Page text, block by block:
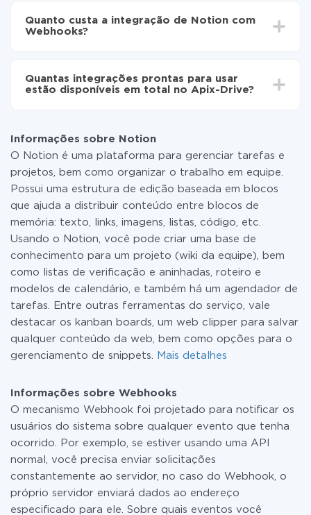
automaticamente de Notion para Webhooks
30 minutos. Em média, a configuração leva de 10 a 15
minutos.
Quanto custa a integração de Notion com
Webhooks?
as tarifas. Você paga apenas pela quantidade de
dados que é realmente transferida de um de seus
ou mudar para um de pago, se necessário. Mais
detalhes sobretarifas .
Quantas integrações prontas para usar
estão disponíveis em total no Apix-Drive?
Informações sobre Notion
O Notion é uma plataforma para gerenciar tarefas e
projetos, bem como organizar o trabalho em equipe.
Possui uma estrutura de edição baseada em blocos
que ajuda a distribuir conteúdo entre blocos de
memória: texto, links, imagens, listas, código, etc.
Usando o Notion, você pode criar uma base de
conhecimento para um projeto (wiki da equipe), bem
como listas de verificação e aninhadas, roteiro e
modelos de calendário, e também há um agendador de
tarefas. Entre outras ferramentas do serviço, vale
destacar os kanban boards, um web clipper para salvar
qualquer conteúdo da web, bem como opções para o
gerenciamento de snippets.
Mais detalhes
Informações sobre Webhooks
O mecanismo Webhook foi projetado para notificar os
usuários do sistema sobre qualquer evento que tenha
ocorrido. Por exemplo, se estiver usando uma API
normal, você precisa enviar solicitações
constantemente ao servidor, no caso do Webhook, o
próprio servidor enviará dados ao endereço
especificado para ele. Sobre quais eventos você